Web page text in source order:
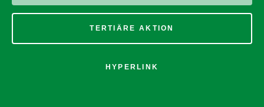
TERTIÄRE AKTION
HYPERLINK